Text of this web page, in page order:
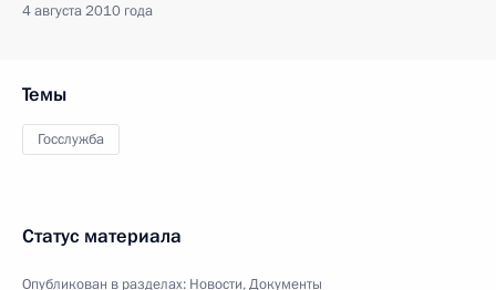
4 августа 2010 года
Темы
Госслужба
Статус материала
Опубликован в разделах: Новости,Документы